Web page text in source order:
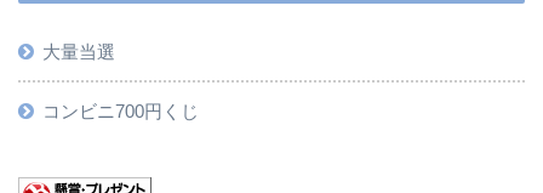
大量当選
コンビニ700円くじ